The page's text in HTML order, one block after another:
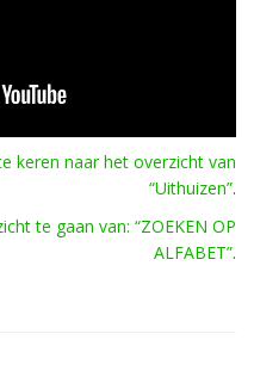
keren naar het overzicht van
“Uithuizen”.
te gaan van: “ZOEKEN OP
ALFABET”.